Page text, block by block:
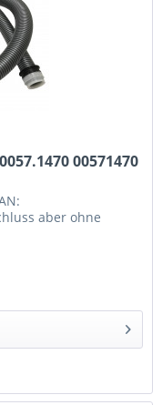
00571470
aber ohne